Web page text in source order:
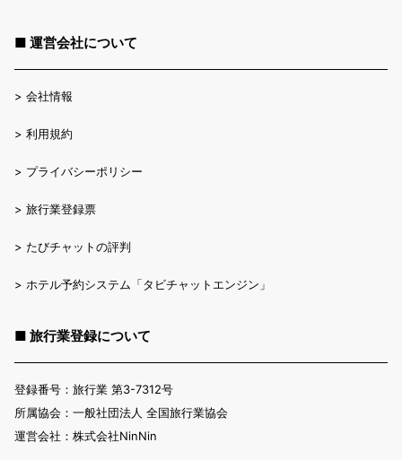
■ 運営会社について
> 会社情報
> 利用規約
> プライバシーポリシー
> 旅行業登録票
> たびチャットの評判
> ホテル予約システム「タビチャットエンジン」
■ 旅行業登録について
登録番号：旅行業 第3-7312号
所属協会：一般社団法人 全国旅行業協会
運営会社：株式会社NinNin